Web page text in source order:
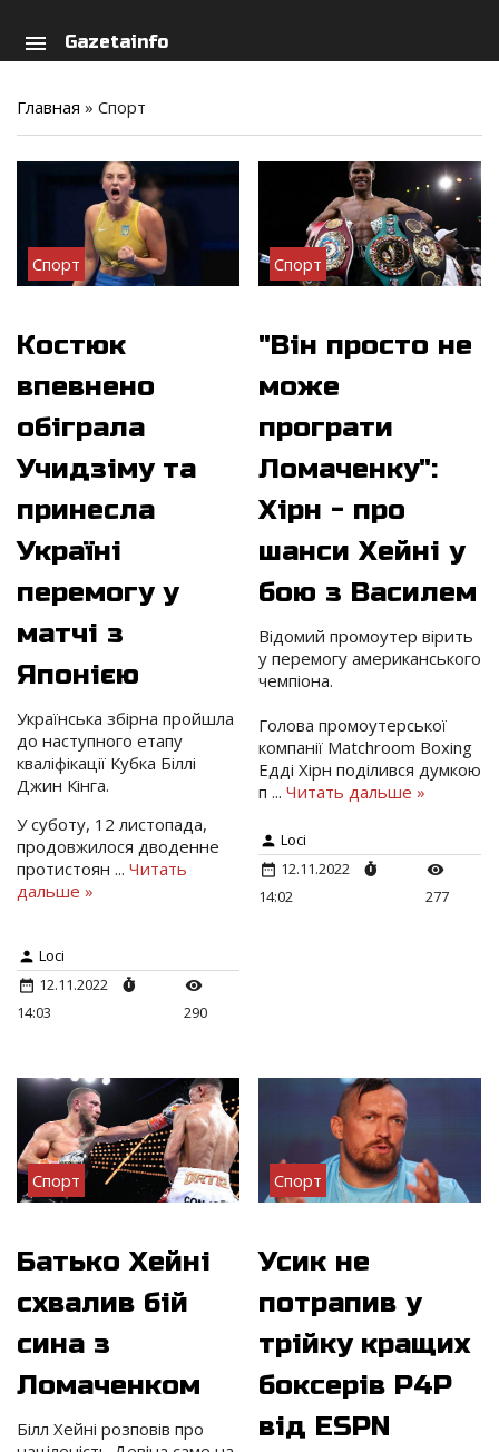
menu Gazetainfo
Главная » Спорт
Спорт
Костюк
впевнено
обіграла
Учидзіму та
принесла
Україні
перемогу у
матчі з
Японією
Українська збірна пройшла
до наступного етапу
кваліфікації Кубка Біллі
Джин Кінга.
У суботу, 12 листопада,
продовжилося дводенне
протистоян ... Читать
дальше »
Loci
12.11.2022
14:03
290
Спорт
"Він просто не
може
програти
Ломаченку":
Хірн - про
шанси Хейні у
бою з Василем
Відомий промоутер вірить
у перемогу американського
чемпіона.
Голова промоутерської
компанії Matchroom Boxing
Едді Хірн поділився думкою
п...Читать дальше »
Loci
12.11.2022
14:02
277
Спорт
Батько Хейні
схвалив бій
сина з
Ломаченком
Білл Хейні розповів про
Спорт
Усик не
потрапив у
трійку кращих
боксерів P4P
від ​​ESPN